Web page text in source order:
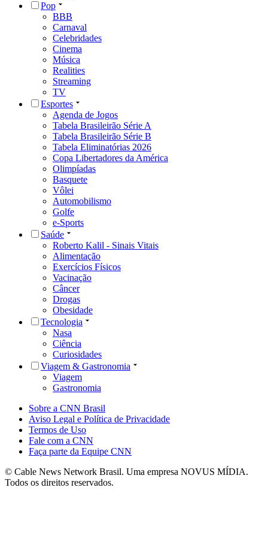
Pop
BBB
Carnaval
Celebridades
Cinema
Música
Realities
Streaming
TV
Esportes
Agenda de Jogos
Tabela Brasileirão Série A
Tabela Brasileirão Série B
Tabela Eliminatórias 2026
Copa Libertadores da América
Olimpíadas
Basquete
Vôlei
Automobilismo
Golfe
e-Sports
Saúde
Roberto Kalil - Sinais Vitais
Alimentação
Exercícios Físicos
Vacinação
Câncer
Drogas
Obesidade
Tecnologia
Nasa
Ciência
Curiosidades
Viagem & Gastronomia
Viagem
Gastronomia
Sobre a CNN Brasil
Aviso Legal e Política de Privacidade
Termos de Uso
Fale com a CNN
Faça parte da Equipe CNN
© Cable News Network Brasil. Uma empresa NOVUS MÍDIA.
Todos os direitos reservados.